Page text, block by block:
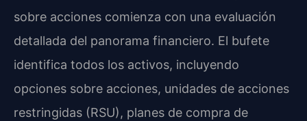
sobre acciones comienza con una evaluación
detallada del panorama financiero. El bufete
identifica todos los activos, incluyendo
opciones sobre acciones, unidades de acciones
restringidas (RSU), planes de compra de